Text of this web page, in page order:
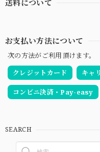
送料について
お支払い方法について
次の方法がご利用頂けます。
クレジットカード
キャ
コンビニ決済・Pay-easy
SEARCH